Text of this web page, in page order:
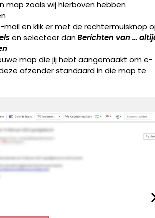
map zoals wij hierboven hebben
mail en klik er met de rechtermuisknop
en selecteer danBerichten van …
map die jij hebt aangemaakt om e-
afzender standaard in die map te